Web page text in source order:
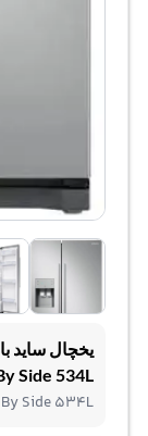
Side 534L
Side 534L